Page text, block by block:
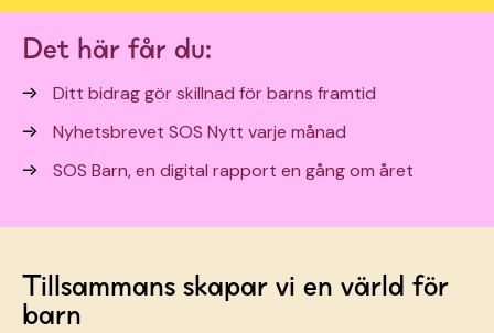
Det här får du:
Ditt bidrag gör skillnad för barns framtid​
Nyhetsbrevet SOS Nytt varje månad​
SOS Barn, en digital rapport en gång om året​
Tillsammans skapar vi en värld för
barn